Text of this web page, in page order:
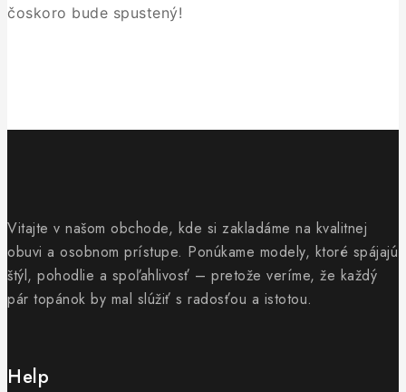
čoskoro bude spustený!
Vitajte v našom obchode, kde si zakladáme na kvalitnej
obuvi a osobnom prístupe. Ponúkame modely, ktoré spájajú
štýl, pohodlie a spoľahlivosť – pretože veríme, že každý
pár topánok by mal slúžiť s radosťou a istotou.
Help